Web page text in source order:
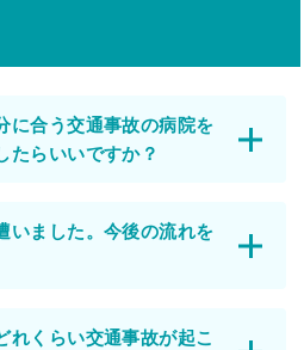
に合う交通事故の病院を
たらいいですか？
いました。今後の流れを
れくらい交通事故が起こ